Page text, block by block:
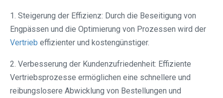
1. Steigerung der Effizienz: Durch die Beseitigung von
Engpässen und die Optimierung von Prozessen wird der
Vertrieb effizienter und kostengünstiger.
2. Verbesserung der Kundenzufriedenheit: Effiziente
Vertriebsprozesse ermöglichen eine schnellere und
reibungslosere Abwicklung von Bestellungen und